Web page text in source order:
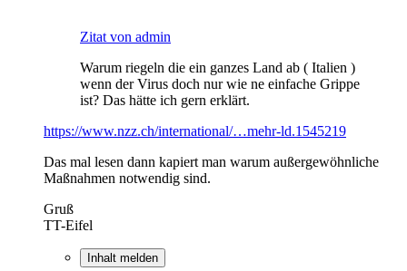
Zitat von admin
Warum riegeln die ein ganzes Land ab ( Italien )
wenn der Virus doch nur wie ne einfache Grippe
ist? Das hätte ich gern erklärt.
https://www.nzz.ch/international/…mehr-ld.1545219
Das mal lesen dann kapiert man warum außergewöhnliche
Maßnahmen notwendig sind.
Gruß
TT-Eifel
Inhalt melden